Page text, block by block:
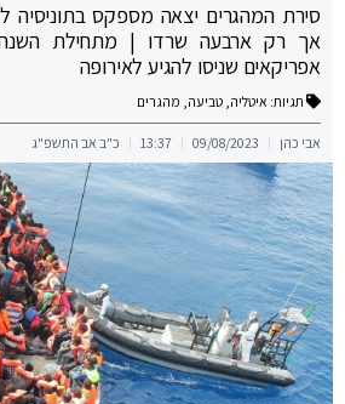
סירת המהגרים יצאה מספקס בתוניסיה
אפריקאים שניסו להגיע לאירופה
תגיות: איטליה, טביעה, מהגרים
אבי כהן 09/08/2023
13:37 כ"ב אב התשפ"ג